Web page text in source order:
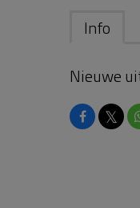
Info
Nieuwe
𝕏